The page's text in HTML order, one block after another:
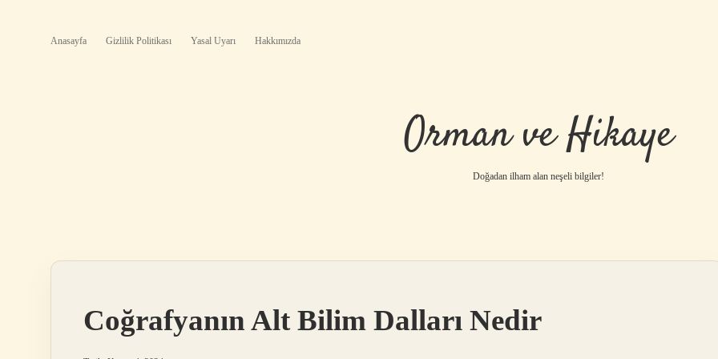
Anasayfa Gizlilik Politikası Yasal Uyarı Hakkımızda
Orman ve Hikaye
Doğadan ilham alan neşeli bilgiler!
Coğrafyanın Alt Bilim Dalları Nedir